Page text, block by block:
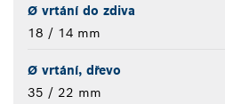
Ø vrtání do zdiva
18 / 14 mm
Ø vrtání, dřevo
35 / 22 mm